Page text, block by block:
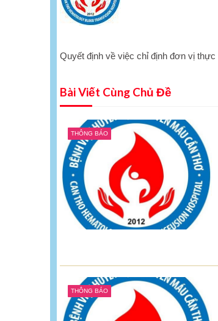
Quyết định về việc chỉ định đơn vị
Bài Viết Cùng Chủ Đề
THÔNG BÁO
THÔNG BÁO